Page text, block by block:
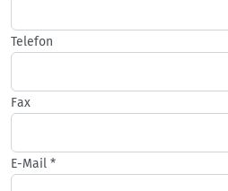
Telefon
Fax
E-Mail *